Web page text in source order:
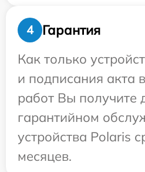
4
Гарантия
Как только
и подписания акта
работ Вы получите
гарантийном
устройства Polaris
месяцев.